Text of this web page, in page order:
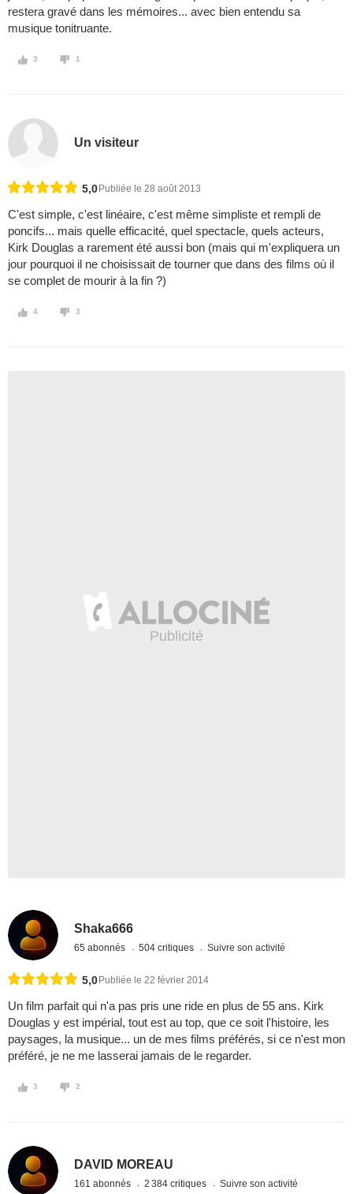
restera gravé dans les mémoires... avec bien entendu sa
musique tonitruante.
3 1
Un visiteur
5,0 Publiée le 28 août 2013
C'est simple, c'est linéaire, c'est même simpliste et rempli de
poncifs... mais quelle efficacité, quel spectacle, quels acteurs,
Kirk Douglas a rarement été aussi bon (mais qui m'expliquera un
jour pourquoi il ne choisissait de tourner que dans des films où il
se complet de mourir à la fin ?)
4 3
Shaka666
65 abonnés 504 critiques Suivre son activité
5,0 Publiée le 22 février 2014
Un film parfait qui n'a pas pris une ride en plus de 55 ans. Kirk
Douglas y est impérial, tout est au top, que ce soit l'histoire, les
paysages, la musique... un de mes films préférés, si ce n'est mon
préféré, je ne me lasserai jamais de le regarder.
3 2
DAVID MOREAU
161 abonnés 2 384 critiques Suivre son activité